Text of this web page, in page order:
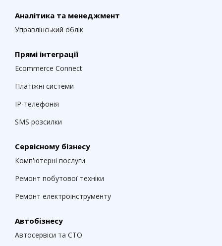
Аналітика та менеджмент
Управлінський облік
Прямі інтеграції
Ecommerce Connect
Платіжні системи
IP-телефонія
SMS розсилки
Сервісному бізнесу
Комп'ютерні послуги
Ремонт побутової техніки
Ремонт електроінструменту
Автобізнесу
Автосервіси та СТО